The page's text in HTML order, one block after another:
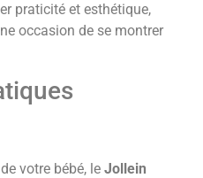
praticité et esthétique,
occasion de se montrer
votre bébé, le Jollein